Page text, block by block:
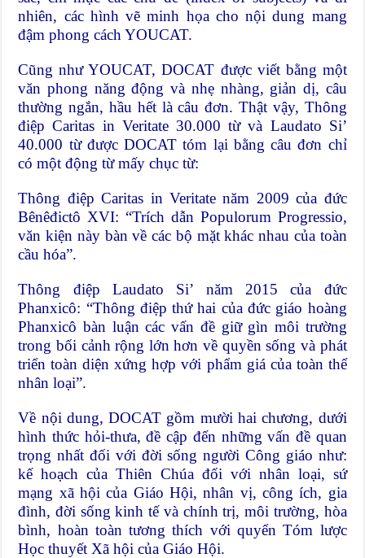
nhiên, các hình vẽ minh họa cho nội dung mang
đậm phong cách YOUCAT.
Cũng như YOUCAT, DOCAT được viết bằng một
văn phong năng động và nhẹ nhàng, giản dị, câu
thường ngắn, hầu hết là câu đơn. Thật vậy, Thông
điệp Caritas in Veritate 30.000 từ và Laudato Si’
40.000 từ được DOCAT tóm lại bằng câu đơn chỉ
có một động từ mấy chục từ:
Thông điệp Caritas in Veritate năm 2009 của đức
Bênêđictô XVI: “Trích dẫn Populorum Progressio,
văn kiện này bàn về các bộ mặt khác nhau của toàn
cầu hóa”.
Thông điệp Laudato Si’ năm 2015 của đức
Phanxicô: “Thông điệp thứ hai của đức giáo hoàng
Phanxicô bàn luận các vấn đề giữ gìn môi trường
trong bối cảnh rộng lớn hơn về quyền sống và phát
triển toàn diện xứng hợp với phẩm giá của toàn thể
nhân loại”.
Về nội dung, DOCAT gồm mười hai chương, dưới
hình thức hỏi-thưa, đề cập đến những vấn đề quan
trọng nhất đối với đời sống người Công giáo như:
kế hoạch của Thiên Chúa đối với nhân loại, sứ
mạng xã hội của Giáo Hội, nhân vị, công ích, gia
đình, đời sống kinh tế và chính trị, môi trường, hòa
bình, hoàn toàn tương thích với quyển Tóm lược
Học thuyết Xã hội của Giáo Hội.